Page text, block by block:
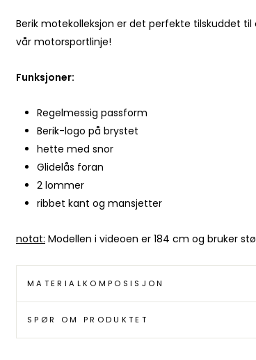
Berik motekolleksjon er det perfekte tilskuddet
vår motorsportlinje!
Funksjoner:
Regelmessig passform
Berik-logo på brystet
hette med snor
Glidelås foran
2 lommer
ribbet kant og mansjetter
notat: Modellen i videoen er 184 cm og bruker
MATERIALKOMPOSISJON
SPØR OM PRODUKTET